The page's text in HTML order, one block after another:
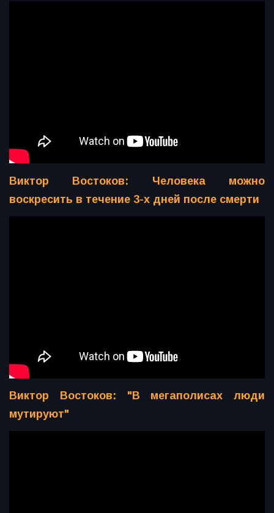
Виктор Востоков: Человека можно
воскресить в течение 3-х дней после смерти
Виктор Востоков: "В мегаполисах люди
мутируют"